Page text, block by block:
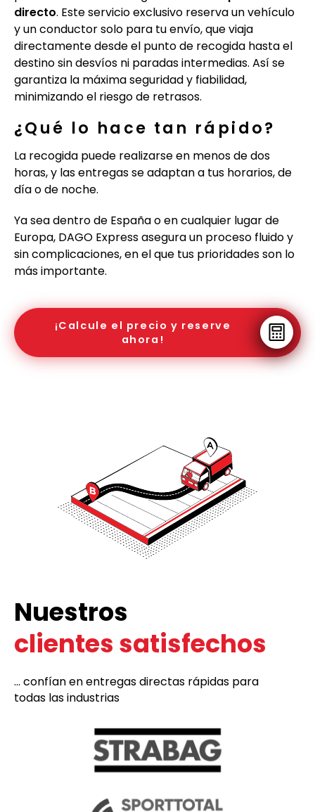
directo. Este servicio exclusivo reserva un vehículo
y un conductor solo para tu envío, que viaja
directamente desde el punto de recogida hasta el
destino sin desvíos ni paradas intermedias. Así se
garantiza la máxima seguridad y fiabilidad,
minimizando el riesgo de retrasos.
¿Qué lo hace tan rápido?
La recogida puede realizarse en menos de dos
horas, y las entregas se adaptan a tus horarios, de
día o de noche.
Ya sea dentro de España o en cualquier lugar de
Europa, DAGO Express asegura un proceso fluido y
sin complicaciones, en el que tus prioridades son lo
más importante.
¡Calcule el precio y reserve
ahora!
Nuestros
clientes satisfechos
... confían en entregas directas rápidas para
todas las industrias